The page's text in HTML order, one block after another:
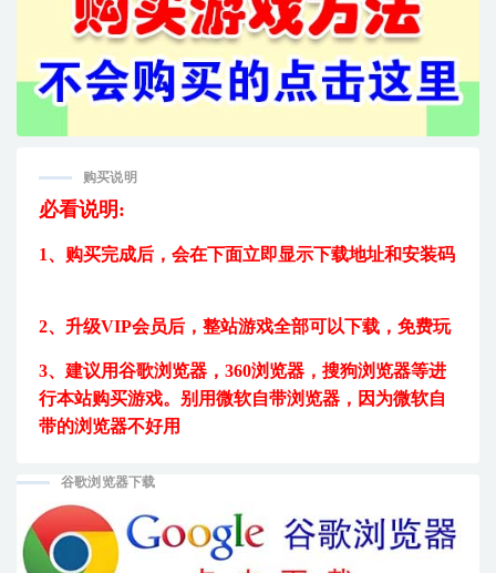
购买说明
必看说明:
1、购买完成后， 会在下面立即显示下载地址和安装码
2、升级VIP会员后， 整站游戏全部可以下载，免费玩
3、建议用谷歌浏览器，360浏览器，搜狗浏览器等进
行本站购买游戏。 别用微软自带浏览器，因为微软自
带的浏览器不好用
谷歌浏览器下载